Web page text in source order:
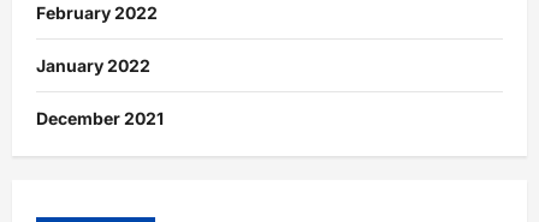
February 2022
January 2022
December 2021